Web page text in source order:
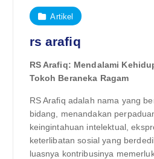
Artikel
rs arafiq
RS Arafiq: Mendalami
Tokoh Beraneka Ragam
RS Arafiq adalah nama yang
bidang, menandakan
keingintahuan intelektual,
keterlibatan sosial yang
luasnya kontribusinya